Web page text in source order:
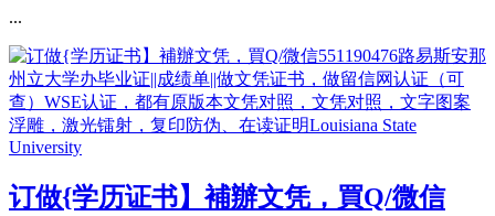
...
订做{学历证书】補辦文凭，買Q/微信